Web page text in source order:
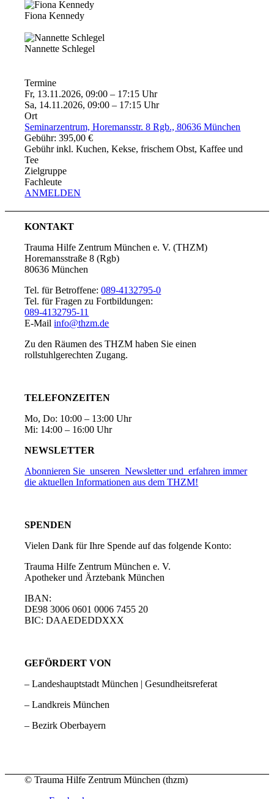
Fiona Kennedy
Nannette Schlegel
Termine
Fr, 13.11.2026, 09:00 – 17:15 Uhr
Sa, 14.11.2026, 09:00 – 17:15 Uhr
Ort
Seminarzentrum, Horemansstr. 8 Rgb., 80636 München
Gebühr: 395,00 €
Gebühr inkl. Kuchen, Kekse, frischem Obst, Kaffee und
Tee
Zielgruppe
Fachleute
ANMELDEN
KONTAKT
Trauma Hilfe Zentrum München e. V. (THZM)
Horemansstraße 8 (Rgb)
80636 München
Tel. für Betroffene:089-4132795-0
Tel. für Fragen zu Fortbildungen:
089-4132795-11
E-Mailinfo@thzm.de
Zu den Räumen des THZM haben Sie einen
rollstuhlgerechten Zugang.
TELEFONZEITEN
Mo, Do: 10:00 – 13:00 Uhr
Mi: 14:00 – 16:00 Uhr
NEWSLETTER
Abonnieren Sie unseren Newsletter und erfahren immer
die aktuellen Informationen aus dem THZM!
SPENDEN
Vielen Dank für Ihre Spende auf das folgende Konto:
Trauma Hilfe Zentrum München e. V.
Apotheker und Ärztebank München
IBAN:
DE98 3006 0601 0006 7455 20
BIC: DAAEDEDDXXX
GEFÖRDERT VON
– Landeshauptstadt München | Gesundheitsreferat
– Landkreis München
– Bezirk Oberbayern
© Trauma Hilfe Zentrum München (thzm)